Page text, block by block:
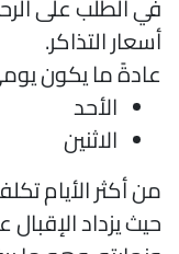
الطلب على
التذاكر.
ما يكون يومي:
الأحد
الاثنين
أكثر الأيام
يزداد الإقبال